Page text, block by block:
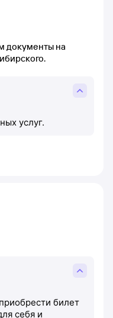
документы на
услуг.
билет
себя и